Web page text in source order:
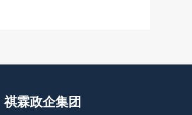
祺霖政企集团